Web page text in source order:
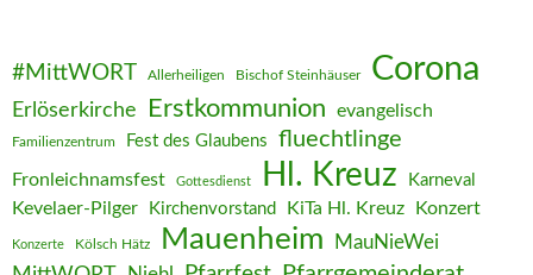
#MittWORT Allerheiligen Bischof Steinhäuser Corona
Erlöserkirche Erstkommunion evangelisch
Familienzentrum Fest des Glaubens fluechtlinge
Fronleichnamsfest Gottesdienst Hl. Kreuz Karneval
Kevelaer-Pilger Kirchenvorstand KiTa Hl. Kreuz Konzert
Konzerte Kölsch Hätz Mauenheim MauNieWei